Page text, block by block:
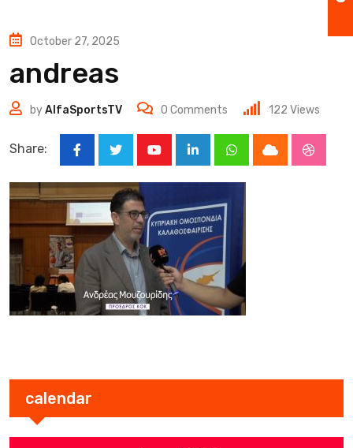
October 27, 2025
andreas
byAlfaSportsTV 0 Comments 122 Views
Share:
LinkedInWhatsappCloud
calendar